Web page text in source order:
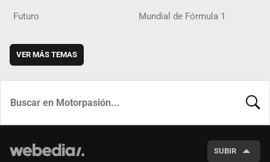
Futuro Mundial de Fórmula 1
VER MÁS TEMAS
SUBIR